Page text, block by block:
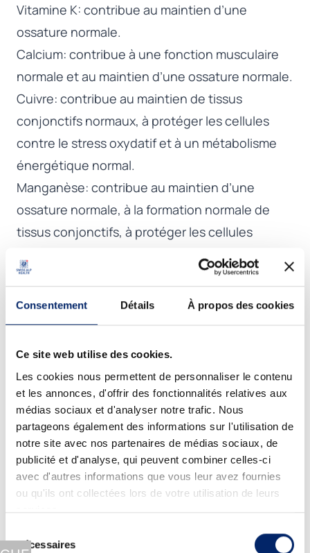
Consentement Détails À propos des cookies
Ce site web utilise des cookies.
Les cookies nous permettent de personnaliser le contenu
et les annonces, d'offrir des fonctionnalités relatives aux
médias sociaux et d'analyser notre trafic. Nous
partageons également des informations sur l'utilisation de
notre site avec nos partenaires de médias sociaux, de
publicité et d'analyse, qui peuvent combiner celles-ci
avec d'autres informations que vous leur avez fournies
ou qu'ils ont collectées lors de votre utilisation de leurs
services.
du Nécessaires
Vitamine K: contribue au maintien d’une
ossature normale.
Calcium: contribue à une fonction musculaire
normale et au maintien d’une ossature normale.
Cuivre: contribue au maintien de tissus
conjonctifs normaux, à protéger les cellules
contre le stress oxydatif et à un métabolisme
énergétique normal.
Manganèse: contribue au maintien d’une
ossature normale, à la formation normale de
tissus conjonctifs, à protéger les cellules
contre le stress oxydatif et à un métabolisme
énergétique normal.
Sélénium: contribue à protéger les cellules
contre le stress oxydatif
à protéger les cellules contre le stress oxydatif.
Agar-agar: gélifiant végétal
ExtraCellMatrix ECM Drink est disponible en deux
arômes orangeou fruits rouges.
ExtraCellMatrix ECM a été inclus dans une étude
scientifique combinant trois approches
conservatrices en cas d’arthrose du
Conservative Trio-Therapy for Varus Knee